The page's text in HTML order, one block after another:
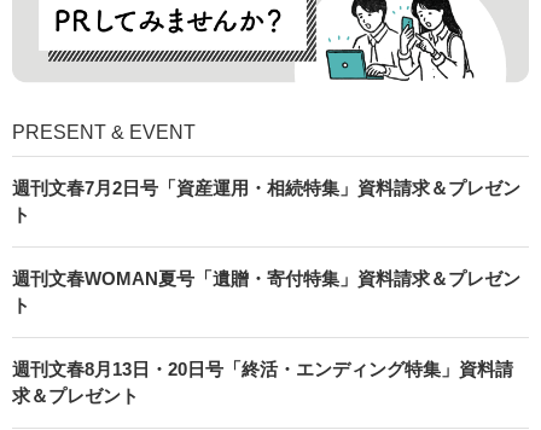
PRESENT & EVENT
週刊文春7月2日号「資産運用・相続特集」資料請求＆プレゼン
ト
週刊文春WOMAN夏号「遺贈・寄付特集」資料請求＆プレゼン
ト
週刊文春8月13日・20日号「終活・エンディング特集」資料請
求＆プレゼント